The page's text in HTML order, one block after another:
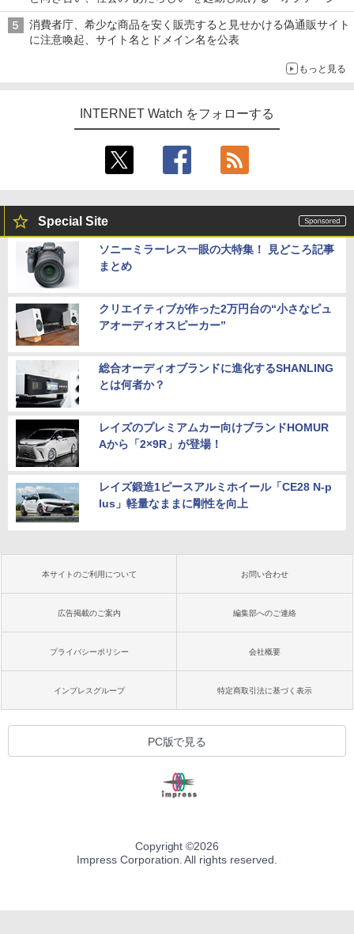
消費者庁、希少な商品を安く販売すると見せかける偽通販サイト
に注意喚起、サイト名とドメイン名を公表
もっと見る
INTERNET Watch をフォローする
Special Site
ソニーミラーレス一眼の大特集！ 見どころ記事
まとめ
クリエイティブが作った2万円台の“小さなピュ
アオーディオスピーカー”
総合オーディオブランドに進化するSHANLING
とは何者か？
レイズのプレミアムカー向けブランドHOMUR
Aから「2×9R」が登場！
レイズ鍛造1ピースアルミホイール「CE28 N-p
lus」軽量なままに剛性を向上
本サイトのご利用について お問い合わせ
広告掲載のご案内 編集部へのご連絡
プライバシーポリシー 会社概要
インプレスグループ 特定商取引法に基づく表示
PC版で見る
Copyright ©2026
Impress Corporation. All rights reserved.